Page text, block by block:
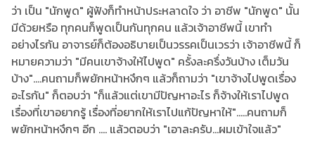
ว่า เป็น "นักพูด" ผู้ฟังก็ทำหน้าประหลาดใจ ว่า อาชีพ "นักพูด" นั้น
มีด้วยหรือ ทุกคนก็พูดเป็นกันทุกคน แล้วเจ้าอาชีพนี้ เขาทำ
อย่างไรกัน อาจารย์ก็ต้องอธิบายเป็นวรรคเป็นเวรว่า เจ้าอาชีพนี้ ก็
หมายความว่า "มีคนเขาจ้างให้ไปพูด" ครั้งละครึ่งวันบ้าง เต็มวัน
บ้าง"....คนถามก็พยักหน้าหงึกๆ แล้วก็ถามว่า "เขาจ้างไปพูดเรื่อง
อะไรกัน" ก็ตอบว่า "ก็แล้วแต่เขามีปัญหาอะไร ก็จ้างให้เราไปพูด
เรื่องที่เขาอยากรู้ เรื่องที่อยากให้เราไปแก้ปัญหาให้".....คนถามก็
พยักหน้าหงึกๆ อีก .... แล้วตอบว่า "เอาละครับ...ผมเข้าใจแล้ว"